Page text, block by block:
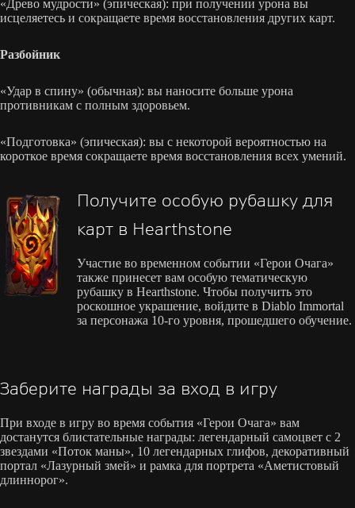
«Древо мудрости» (эпическая): при получении урона вы
исцеляетесь и сокращаете время восстановления других карт.
Разбойник
«Удар в спину» (обычная): вы наносите больше урона
противникам с полным здоровьем.
«Подготовка» (эпическая): вы с некоторой вероятностью на
короткое время сокращаете время восстановления всех умений.
Получите особую рубашку для
карт в Hearthstone
Участие во временном событии «Герои Очага»
также принесет вам особую тематическую
рубашку в Hearthstone. Чтобы получить это
роскошное украшение, войдите в Diablo Immortal
за персонажа 10-го уровня, прошедшего обучение.
Заберите награды за вход в игру
При входе в игру во время события «Герои Очага» вам
достанутся блистательные награды: легендарный самоцвет с 2
звездами «Поток маны», 10 легендарных глифов, декоративный
портал «Лазурный змей» и рамка для портрета «Аметистовый
длиннорог».